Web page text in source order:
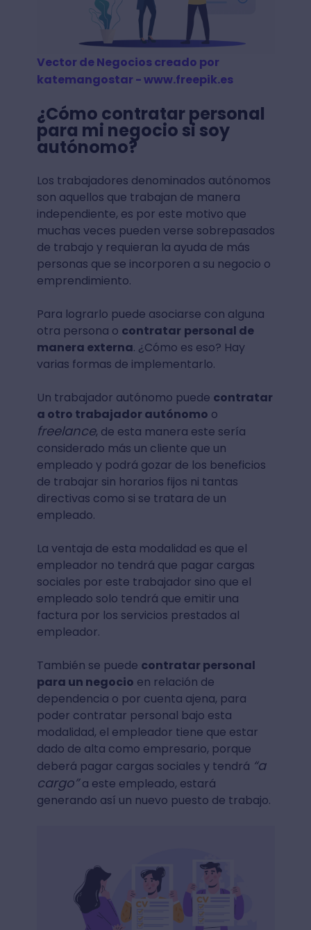
Vector de Negocios creado por
katemangostar - www.freepik.es
¿Cómo contratar personal
para mi negocio si soy
autónomo?
Los trabajadores denominados autónomos
son aquellos que trabajan de manera
independiente, es por este motivo que
muchas veces pueden verse sobrepasados
de trabajo y requieran la ayuda de más
personas que se incorporen a su negocio o
emprendimiento.
Para lograrlo puede asociarse con alguna
otra persona o contratar personal de
manera externa. ¿Cómo es eso? Hay
varias formas de implementarlo.
Un trabajador autónomo puede contratar
a otro trabajador autónomo o
freelance, de esta manera este sería
considerado más un cliente que un
empleado y podrá gozar de los beneficios
de trabajar sin horarios fijos ni tantas
directivas como si se tratara de un
empleado.
La ventaja de esta modalidad es que el
empleador no tendrá que pagar cargas
sociales por este trabajador sino que el
empleado solo tendrá que emitir una
factura por los servicios prestados al
empleador.
También se puede contratar personal
para un negocio en relación de
dependencia o por cuenta ajena, para
poder contratar personal bajo esta
modalidad, el empleador tiene que estar
dado de alta como empresario, porque
deberá pagar cargas sociales y tendrá “a
cargo”a este empleado, estará
generando así un nuevo puesto de trabajo.